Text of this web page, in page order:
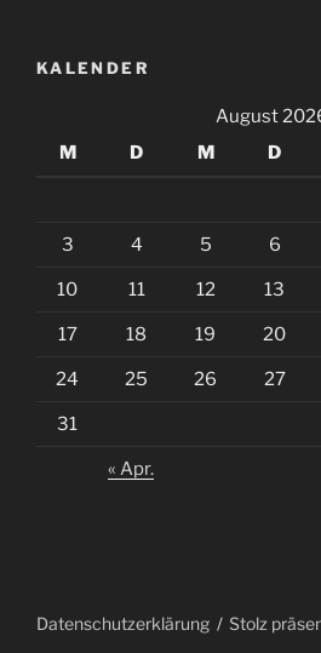
KALENDER
August
M
D M D
3 4 5 6
10 11 12 13
17 18 19 20
24 25 26 27
31
« Apr.
Datenschutzerklärung Stolz